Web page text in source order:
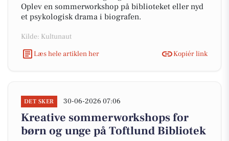
Oplev en sommerworkshop på biblioteket eller nyd
et psykologisk drama i biografen.
Kilde: Kultunaut
Læs hele artiklen her
Kopiér link
DET SKER 30-06-2026 07:06
Kreative sommerworkshops for
børn og unge på Toftlund Bibliotek